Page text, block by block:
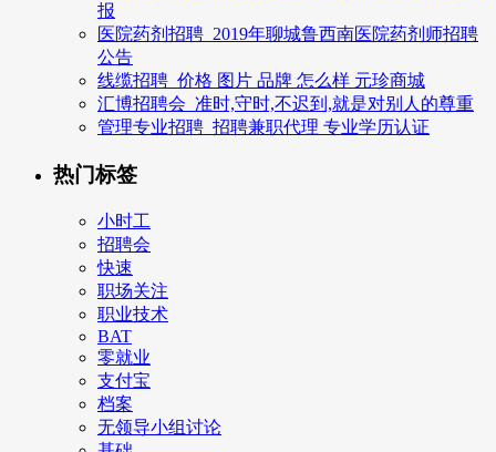
报
医院药剂招聘_2019年聊城鲁西南医院药剂师招聘
公告
线缆招聘_价格 图片 品牌 怎么样 元珍商城
汇博招聘会_准时,守时,不迟到,就是对别人的尊重
管理专业招聘_招聘兼职代理 专业学历认证
热门标签
小时工
招聘会
快速
职场关注
职业技术
BAT
零就业
支付宝
档案
无领导小组讨论